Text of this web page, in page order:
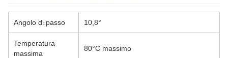
Angolo di passo 10,8°
Temperatura
massima
80°C massimo